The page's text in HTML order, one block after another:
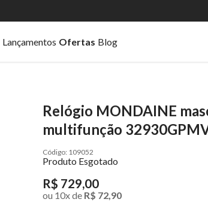
Lançamentos Ofertas Blog
Relógio MONDAINE
multifunção
109052
Produto Esgotado
R$ 729,00
ou 10xde R$ 72,90